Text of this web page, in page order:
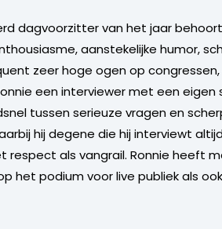
dagvoorzitter van het jaar
aanstekelijke humor,
zeer hoge ogen op
een interviewer met een eigen
tussen serieuze vragen en
hij degene die hij interviewt
respect als vangrail. Ronnie heeft
het podium voor live publiek als